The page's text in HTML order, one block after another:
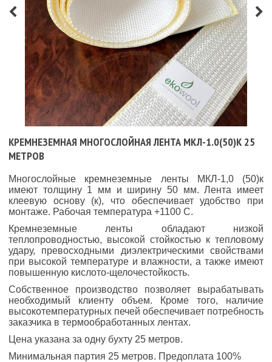
КРЕМНЕЗЕМНАЯ МНОГОСЛОЙНАЯ ЛЕНТА МКЛ-1.0(50)К 25
МЕТРОВ
Многослойные кремнеземные ленты МКЛ-1,0 (50)к
имеют толщину 1 мм и ширину 50 мм. Лента имеет
клеевую основу (к), что обеспечивает удобство при
монтаже. Рабочая температура +1100 С.
Кремнеземные ленты обладают низкой
теплопроводностью, высокой стойкостью к тепловому
удару, превосходными диэлектрическими свойствами
при высокой температуре и влажности, а также имеют
повышенную кислото-щелочестойкость.
Собственное производство позволяет вырабатывать
необходимый клиенту объем. Кроме того, наличие
высокотемпературных печей обеспечивает потребность
заказчика в термообработанных лентах.
Цена указана за одну бухту 25 метров.
Минимальная партия 25 метров. Предоплата 100%